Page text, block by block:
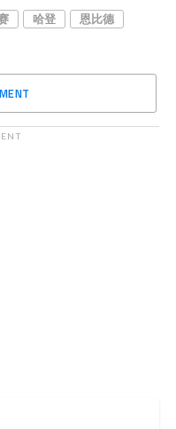
哈登
恩比德